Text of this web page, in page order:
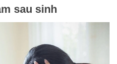
sau sinh